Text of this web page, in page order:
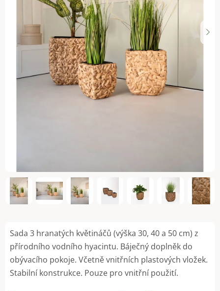
Sada 3 hranatých květináčů (výška 30, 40 a 50 cm) z
přírodního vodního hyacintu. Báječný doplněk do
obývacího pokoje. Včetně vnitřních plastových vložek.
Stabilní konstrukce. Pouze pro vnitřní použití.